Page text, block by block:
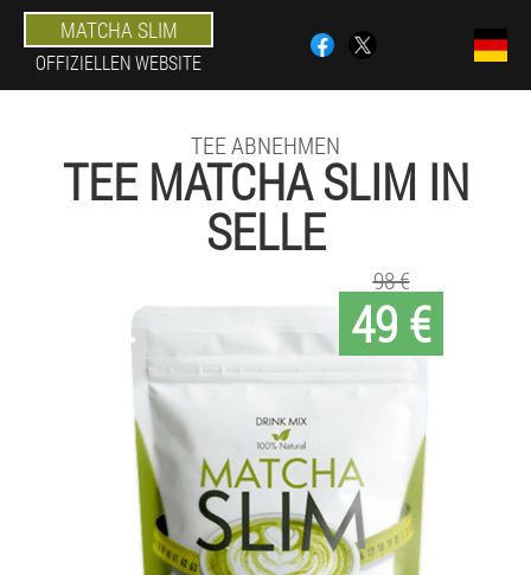
MATCHA SLIM
OFFIZIELLEN WEBSITE
TEE ABNEHMEN
TEE MATCHA SLIM IN
SELLE
49 €
98 €